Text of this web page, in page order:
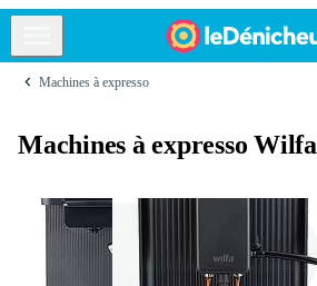
Machines à expresso
Machines à expresso Wilfa